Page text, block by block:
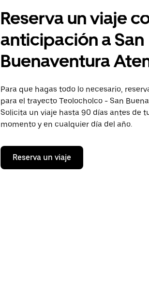
Reserva un viaje
anticipación a San
Buenaventura
Para que hagas todo lo necesario,
para el trayecto Teolocholco - San
Solicita un viaje hasta 90 días antes de
momento y en cualquier día del año.
Reserva un viaje